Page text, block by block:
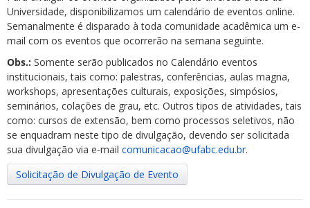
Universidade, disponibilizamos um calendário de eventos online.
Semanalmente é disparado à toda comunidade acadêmica um e-
mail com os eventos que ocorrerão na semana seguinte.
Obs.: Somente serão publicados no Calendário eventos
institucionais, tais como: palestras, conferências, aulas magna,
workshops, apresentações culturais, exposições, simpósios,
seminários, colações de grau, etc. Outros tipos de atividades, tais
como: cursos de extensão, bem como processos seletivos, não
se enquadram neste tipo de divulgação, devendo ser solicitada
sua divulgação via e-mail comunicacao@ufabc.edu.br.
Solicitação de Divulgação de Evento